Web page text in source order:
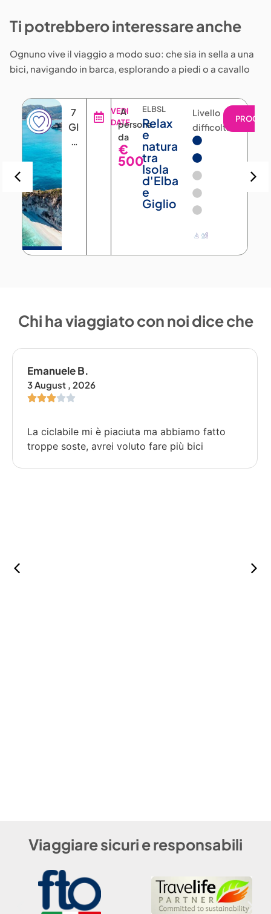
Ti potrebbero interessare anche
Ognuno vive il viaggio a modo suo: che sia in sella a una
bici, navigando in barca, esplorando a piedi o a cavallo
7
GIORNI
6
VEDI
DATE
A
persona
da
€
500
ELBSL
Relax
e
natura
tra
Isola
d'Elba
e
Giglio
Livello
difficoltà
Chi ha viaggiato con noi dice che
Emanuele B.
3 August , 2026
La ciclabile mi è piaciuta ma abbiamo fatto
troppe soste, avrei voluto fare più bici
Viaggiare sicuri e responsabili